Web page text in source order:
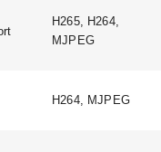
H265, H264,
MJPEG
H264, MJPEG